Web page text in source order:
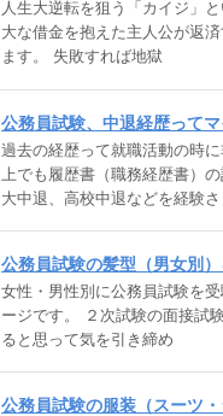
人生大逆転を狙う「カイジ」
大な借金を抱えた主人公が返
ます。 失敗すれば地獄
公務員試験、中退経歴って
過去の経歴って就職活動の時
上でも履歴書（職務経歴書）
大中退、高校中退などを経験さ
公務員試験の髪型（男女別）
女性・男性別に公務員試験を
ージです。 ２次試験の面接試
ると思って気を引き締め
公務員試験の服装（スーツ